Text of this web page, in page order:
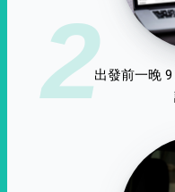
2出發前一晚